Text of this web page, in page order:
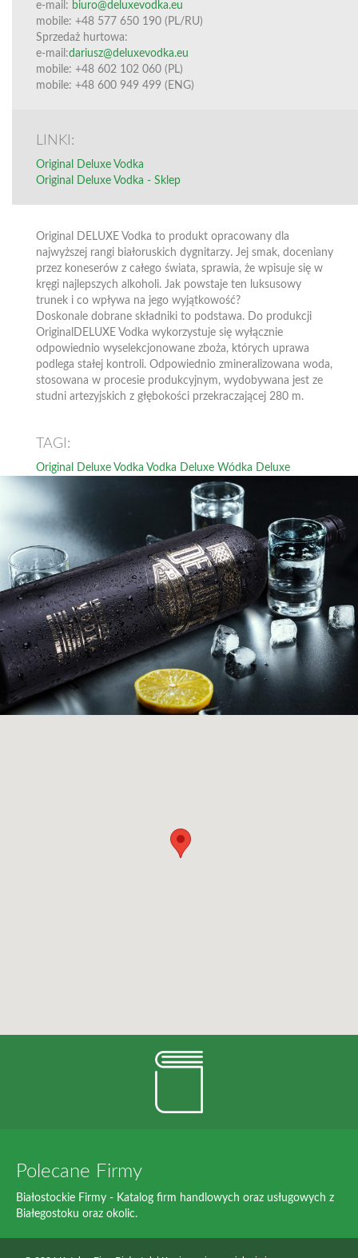
e-mail: biuro@deluxevodka.eu
mobile: +48 577 650 190 (PL/RU)
Sprzedaż hurtowa:
e-mail:dariusz@deluxevodka.eu
mobile: +48 602 102 060 (PL)
mobile: +48 600 949 499 (ENG)
LINKI:
Original Deluxe Vodka
Original Deluxe Vodka - Sklep
Original DELUXE Vodka to produkt opracowany dla
najwyższej rangi białoruskich dygnitarzy. Jej smak, doceniany
przez koneserów z całego świata, sprawia, że wpisuje się w
kręgi najlepszych alkoholi. Jak powstaje ten luksusowy
trunek i co wpływa na jego wyjątkowość?
Doskonale dobrane składniki to podstawa. Do produkcji
OriginalDELUXE Vodka wykorzystuje się wyłącznie
odpowiednio wyselekcjonowane zboża, których uprawa
podlega stałej kontroli. Odpowiednio zmineralizowana woda,
stosowana w procesie produkcyjnym, wydobywana jest ze
studni artezyjskich z głębokości przekraczającej 280 m.
TAGI:
Original Deluxe Vodka Vodka Deluxe Wódka Deluxe
Polecane Firmy
Białostockie Firmy - Katalog firm handlowych oraz usługowych z
Białegostoku oraz okolic.